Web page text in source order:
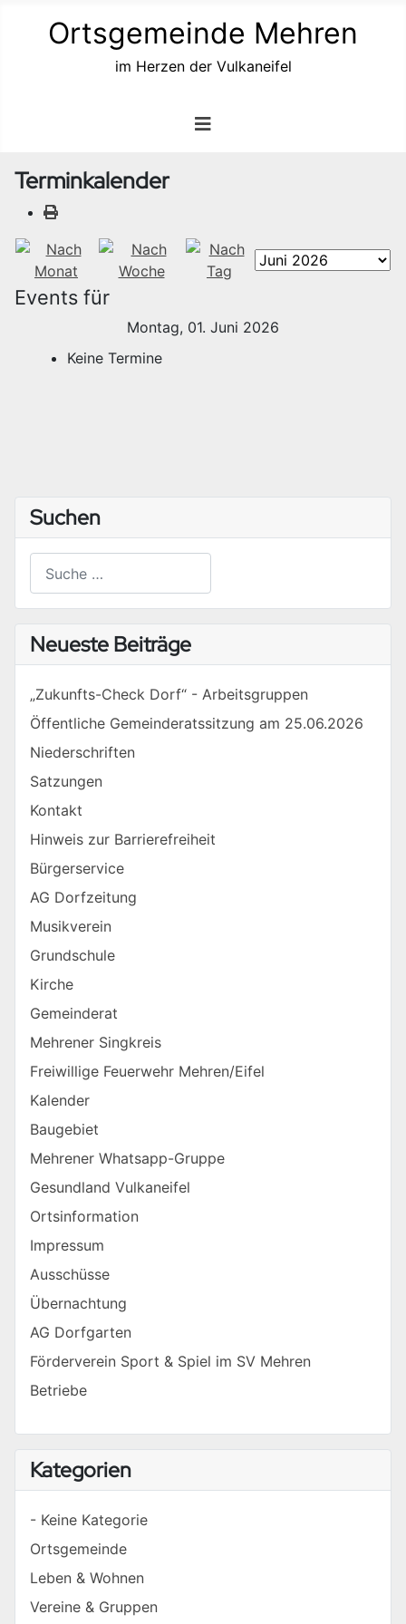
Ortsgemeinde Mehren
im Herzen der Vulkaneifel
Terminkalender
Events für
Montag, 01. Juni 2026
Keine Termine
Suchen
Type 2 or more characters for results.
Neueste Beiträge
„Zukunfts-Check Dorf“ - Arbeitsgruppen
Öffentliche Gemeinderatssitzung am 25.06.2026
Niederschriften
Satzungen
Kontakt
Hinweis zur Barrierefreiheit
Bürgerservice
AG Dorfzeitung
Musikverein
Grundschule
Kirche
Gemeinderat
Mehrener Singkreis
Freiwillige Feuerwehr Mehren/Eifel
Kalender
Baugebiet
Mehrener Whatsapp-Gruppe
Gesundland Vulkaneifel
Ortsinformation
Impressum
Ausschüsse
Übernachtung
AG Dorfgarten
Förderverein Sport & Spiel im SV Mehren
Betriebe
Kategorien
- Keine Kategorie
Ortsgemeinde
Leben & Wohnen
Vereine & Gruppen